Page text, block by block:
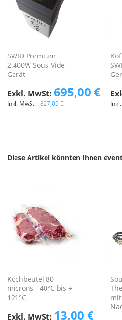
SWID Premium
2.400W Sous-Vide
Gerät
827,05 €
695,00 €
Diese Artikel könnten Ihnen
Kochbeutel 80
microns - 40°C bis +
121°C
13,00 €
mit